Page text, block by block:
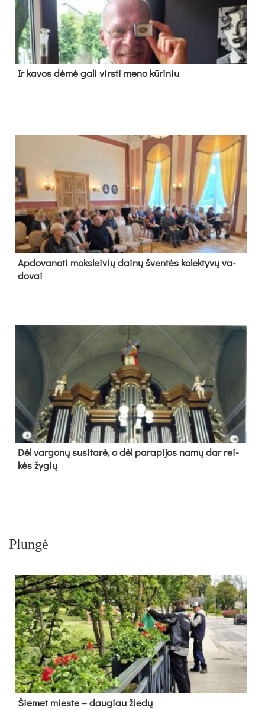
Ir ka­vos dė­mė ga­li virs­ti me­no kū­ri­niu
Ap­do­va­no­ti moks­lei­vių dai­nų šven­tės ko­lek­ty­vų va­
do­vai
Dėl var­go­nų su­si­ta­rė, o dėl pa­ra­pi­jos na­mų dar rei­
kės žy­gių
Plungė
Šie­met mies­te – dau­giau žie­dų